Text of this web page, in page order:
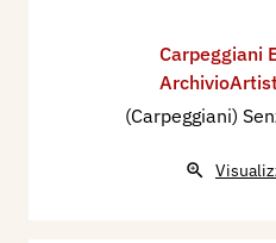
Carpeggiani
(Carpeggiani)